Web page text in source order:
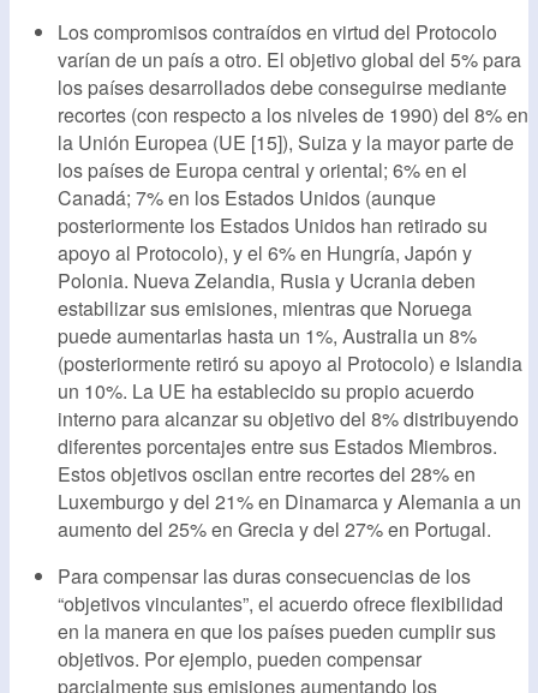
Los compromisos contraídos en virtud del Protocolo
varían de un país a otro. El objetivo global del 5% para
los países desarrollados debe conseguirse mediante
recortes (con respecto a los niveles de 1990) del 8% en
la Unión Europea (UE [15]), Suiza y la mayor parte de
los países de Europa central y oriental; 6% en el
Canadá; 7% en los Estados Unidos (aunque
posteriormente los Estados Unidos han retirado su
apoyo al Protocolo), y el 6% en Hungría, Japón y
Polonia. Nueva Zelandia, Rusia y Ucrania deben
estabilizar sus emisiones, mientras que Noruega
puede aumentarlas hasta un 1%, Australia un 8%
(posteriormente retiró su apoyo al Protocolo) e Islandia
un 10%. La UE ha establecido su propio acuerdo
interno para alcanzar su objetivo del 8% distribuyendo
diferentes porcentajes entre sus Estados Miembros.
Estos objetivos oscilan entre recortes del 28% en
Luxemburgo y del 21% en Dinamarca y Alemania a un
aumento del 25% en Grecia y del 27% en Portugal.
Para compensar las duras consecuencias de los
“objetivos vinculantes”, el acuerdo ofrece flexibilidad
en la manera en que los países pueden cumplir sus
objetivos. Por ejemplo, pueden compensar
parcialmente sus emisiones aumentando los